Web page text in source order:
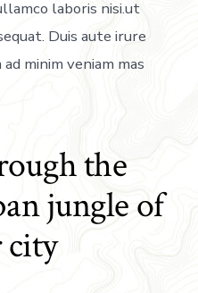
laboris nisi.ut
Duis aute irure
minim veniam mas
the
jungle of
city